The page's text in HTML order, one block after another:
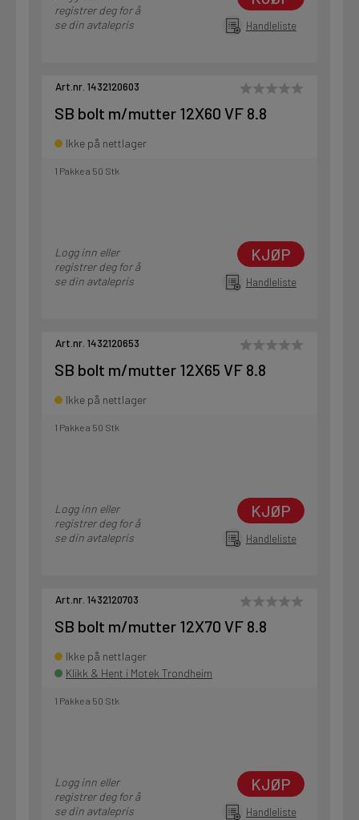
registrer deg for å
se din avtalepris
Handleliste
Art.nr. 1432120603
SB bolt m/mutter 12X60 VF 8.8
Ikke på nettlager
1 Pakke a 50 Stk
Logg inn eller
registrer deg for å
se din avtalepris
KJØP
Handleliste
Art.nr. 1432120653
SB bolt m/mutter 12X65 VF 8.8
Ikke på nettlager
1 Pakke a 50 Stk
Logg inn eller
registrer deg for å
se din avtalepris
KJØP
Handleliste
Art.nr. 1432120703
SB bolt m/mutter 12X70 VF 8.8
Ikke på nettlager
Klikk & Hent i Motek Trondheim
1 Pakke a 50 Stk
Logg inn eller
registrer deg for å
se din avtalepris
KJØP
Handleliste